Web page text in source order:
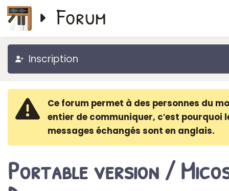
Forum
Inscription
Ce forum permet à des personnes du
entier de communiquer, c′est pourquoi
messages échangés sont en anglais.
Portable version /